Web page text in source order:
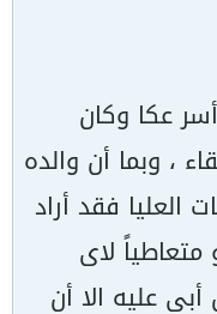
عكا وكان
، وبما أن والده
العليا فقد أراد
متعاطياً لاى
عليه الا أن